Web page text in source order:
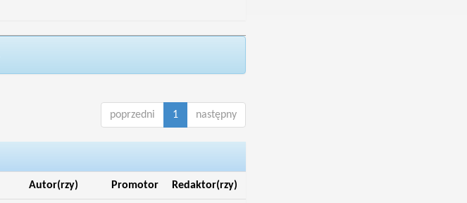
poprzedni 1 następny
Autor(rzy) Promotor Redaktor(rzy)